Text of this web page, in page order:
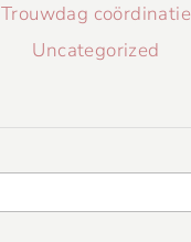
Trouwdag coördinatie
Uncategorized